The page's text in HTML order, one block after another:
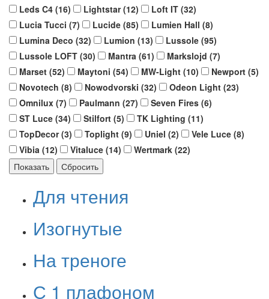
Leds C4 (16) Lightstar (12) Loft IT (32)
Lucia Tucci (7) Lucide (85) Lumien Hall (8)
Lumina Deco (32) Lumion (13) Lussole (95)
Lussole LOFT (30) Mantra (61) Markslojd (7)
Marset (52) Maytoni (54) MW-Light (10) Newport (5)
Novotech (8) Nowodvorski (32) Odeon Light (23)
Omnilux (7) Paulmann (27) Seven Fires (6)
ST Luce (34) Stilfort (5) TK Lighting (11)
TopDecor (3) Toplight (9) Uniel (2) Vele Luce (8)
Vibia (12) Vitaluce (14) Wertmark (22)
Для чтения
Изогнутые
На треноге
С 1 плафоном